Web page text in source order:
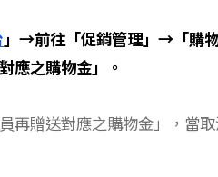
」→前往「促銷管理」→「購
應之購物金」。
再贈送對應之購物金」，當